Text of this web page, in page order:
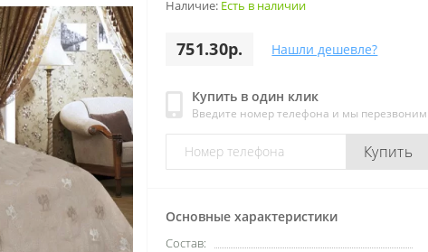
Наличие: Есть в наличии
751.30р. Нашли дешевле?
Купить в один клик
Введите номер телефона и мы перезвоним
Купить
Основные характеристики
Состав: